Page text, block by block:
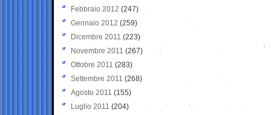
Febbraio 2012 (247)
Gennaio 2012 (259)
Dicembre 2011 (223)
Novembre 2011 (267)
Ottobre 2011 (283)
Settembre 2011 (268)
Agosto 2011 (155)
Luglio 2011 (204)